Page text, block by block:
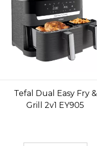
Tefal Dual Easy Fry &
Grill 2v1 EY905